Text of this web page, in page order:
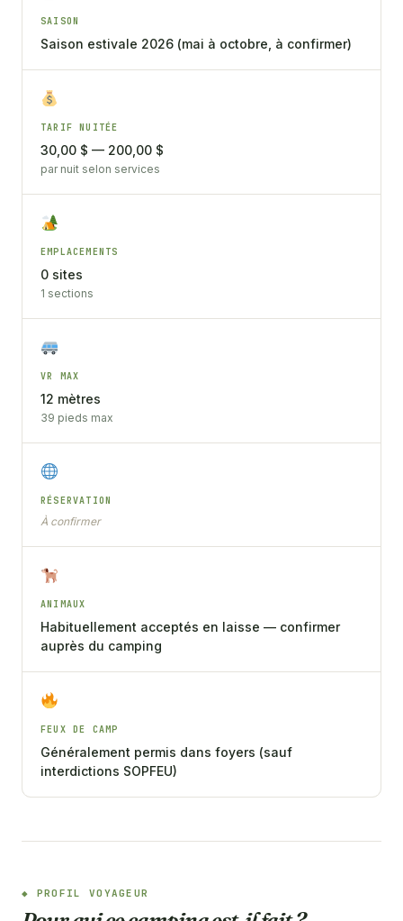
SAISON
Saison estivale 2026 (mai à octobre, à confirmer)
TARIF NUITÉE
30,00 $ — 200,00 $
par nuit selon services
EMPLACEMENTS
0 sites
1 sections
VR MAX
12 mètres
39 pieds max
RÉSERVATION
À confirmer
ANIMAUX
Habituellement acceptés en laisse — confirmer
auprès du camping
FEUX DE CAMP
Généralement permis dans foyers (sauf
interdictions SOPFEU)
PROFIL VOYAGEUR